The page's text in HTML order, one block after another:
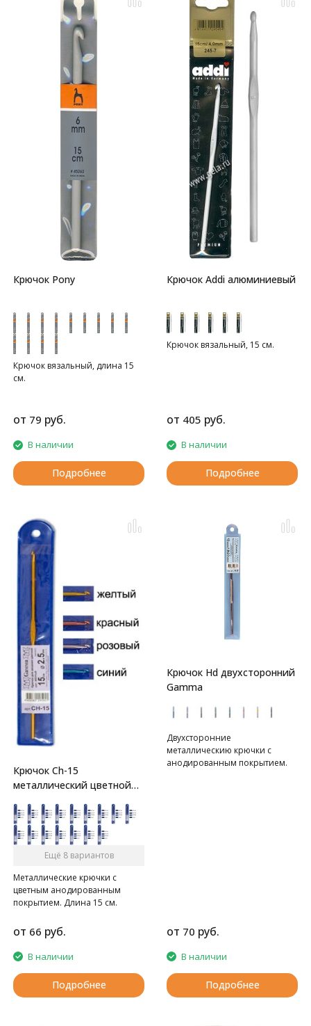
Крючок Pony
Крючок вязальный, длина 15
см.
от 79 руб.
В наличии
Подробнее
Крючок Addi алюминиевый
Крючок вязальный, 15 см.
от 405 руб.
В наличии
Подробнее
Крючок Ch-15
металлический цветной
Ещё 8 вариантов
Металлические крючки с
цветным анодированным
покрытием. Длина 15 см.
от 66 руб.
В наличии
Подробнее
Крючок Hd двухсторонний
Gamma
Двухсторонние
металлическию крючки с
анодированным покрытием.
от 70 руб.
В наличии
Подробнее